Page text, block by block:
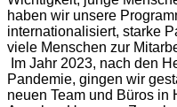
haben wir unsere
internationalisiert, starke
viele Menschen zur
Im Jahr 2023, nach den
Pandemie, gingen wir
neuen Team und Büros in